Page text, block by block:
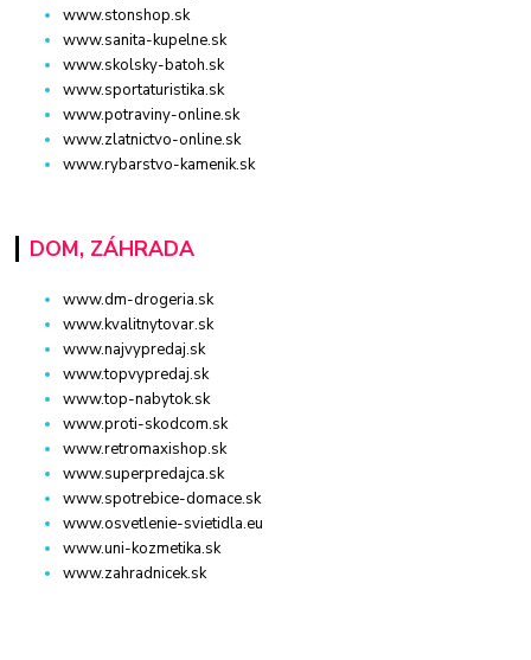
www.stonshop.sk
www.sanita-kupelne.sk
www.skolsky-batoh.sk
www.sportaturistika.sk
www.potraviny-online.sk
www.zlatnictvo-online.sk
www.rybarstvo-kamenik.sk
DOM, ZÁHRADA
www.dm-drogeria.sk
www.kvalitnytovar.sk
www.najvypredaj.sk
www.topvypredaj.sk
www.top-nabytok.sk
www.proti-skodcom.sk
www.retromaxishop.sk
www.superpredajca.sk
www.spotrebice-domace.sk
www.osvetlenie-svietidla.eu
www.uni-kozmetika.sk
www.zahradnicek.sk